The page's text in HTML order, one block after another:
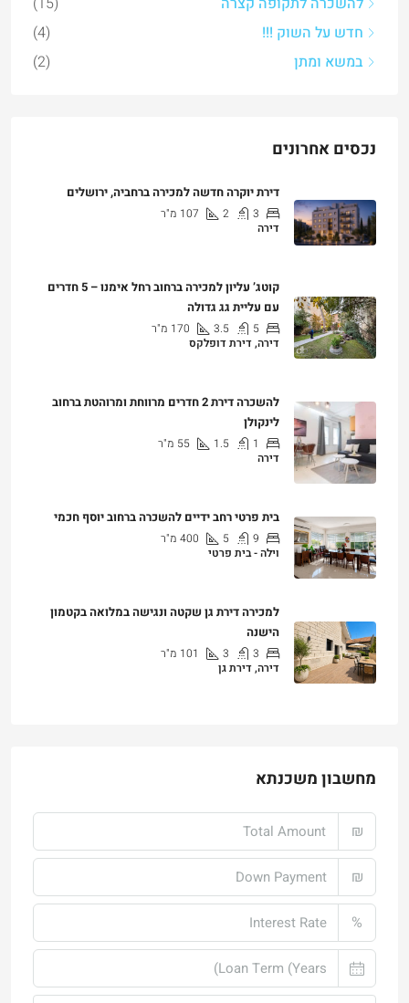
חדש על השוק !!!
(4)
במשא ומתן
(2)
נכסים אחרונים
דירת יוקרה חדשה למכירה ברחביה, ירושלים
3
2
107 מ"ר
דירה
קוטג’ עליון למכירה ברחוב רחל אימנו – 5 חדרים
עם עליית גג גדולה
5
3.5
170 מ"ר
דירה, דירת דופלקס
להשכרה דירת 2 חדרים מרווחת ומרוהטת ברחוב
לינקולן
1
1.5
55 מ"ר
דירה
בית פרטי רחב ידיים להשכרה ברחוב יוסף חכמי
9
5
400 מ"ר
וילה - בית פרטי
למכירה דירת גן שקטה ונגישה במלואה בקטמון
הישנה
3
3
101 מ"ר
דירה, דירת גן
מחשבון משכנתא
₪
₪
%